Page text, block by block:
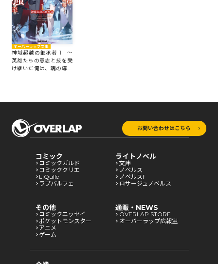
オーバーラップ文庫
神域超越の継承者 1 ～
英雄たちの意志と技を受
け継いだ俺は、魂の導き
お問い合わせはこちら
コミック
コミックガルド
コミッククリエ
LiQulle
ラブパルフェ
ライトノベル
文庫
ノベルス
ノベルスf
ロサージュノベルス
その他
コミックエッセイ
ポケットモンスター
アニメ
ゲーム
通販・NEWS
OVERLAP STORE
オーバーラップ広報室